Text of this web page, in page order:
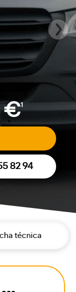
€1
82 94
técnica